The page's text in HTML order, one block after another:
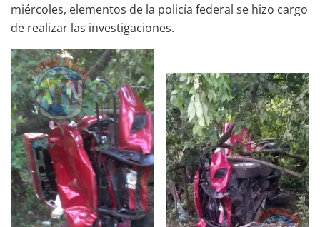
miércoles, elementos de la policía federal se hizo cargo
de realizar las investigaciones.